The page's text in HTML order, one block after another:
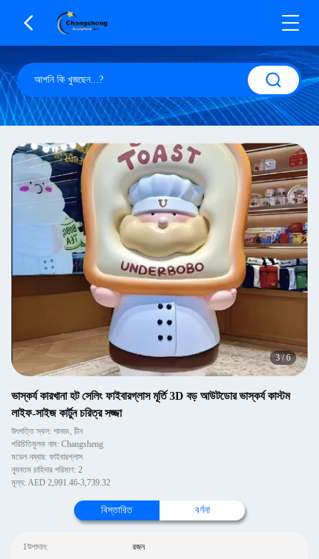
3/6
ভাস্কর্য কারখানা হট সেলিং ফাইবারগ্লাস মূর্তি 3D বড় আউটডোর ভাস্কর্য কাস্টম
লাইফ-সাইজ কার্টুন চরিত্র সজ্জা
উৎপত্তি স্থল: শানডং, চীন
পরিচিতিমুলক নাম: Changsheng
মডেল নম্বার: ফাইবারগ্লাস
ন্যূনতম চাহিদার পরিমাণ: 2
মূল্য: AED 2,991.46-3,739.32
বিস্তারিত বর্ণনা
1উপাদান: রজন